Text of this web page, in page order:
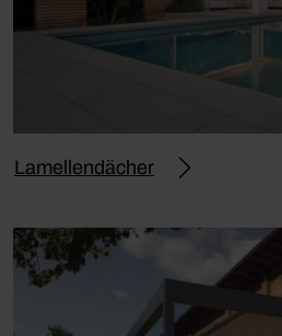
Lamellendächer